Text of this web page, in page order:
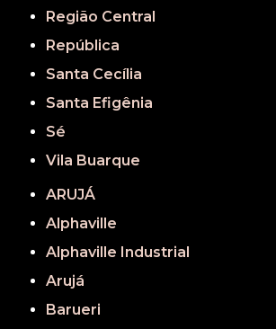
Região Central
República
Santa Cecília
Santa Efigênia
Sé
Vila Buarque
ARUJÁ
Alphaville
Alphaville Industrial
Arujá
Barueri